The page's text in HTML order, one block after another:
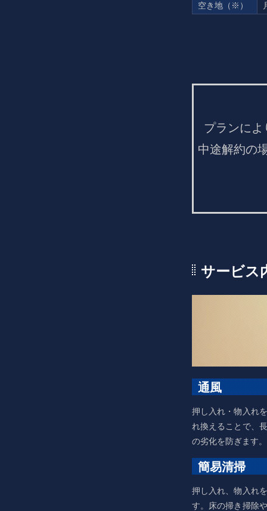
空き地（※）
プランに
中途解約の
サービス
通風
押し入れ・物入れ
れ換えることで、
の劣化を防ぎます
簡易清掃
押し入れ、物入れ
す。床の掃き掃除